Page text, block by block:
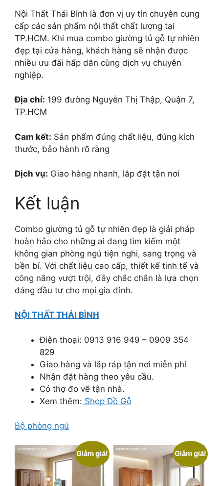
Nội Thất Thái Bình là đơn vị uy tín chuyên cung
cấp các sản phẩm nội thất chất lượng tại
TP.HCM. Khi mua combo giường tủ gỗ tự nhiên
đẹp tại cửa hàng, khách hàng sẽ nhận được
nhiều ưu đãi hấp dẫn cùng dịch vụ chuyên
nghiệp.
Địa chỉ: 199 đường Nguyễn Thị Thập, Quận 7,
TP.HCM
Cam kết: Sản phẩm đúng chất liệu, đúng kích
thước, bảo hành rõ ràng
Dịch vụ: Giao hàng nhanh, lắp đặt tận nơi
Kết luận
Combo giường tủ gỗ tự nhiên đẹp là giải pháp
hoàn hảo cho những ai đang tìm kiếm một
không gian phòng ngủ tiện nghi, sang trọng và
bền bỉ. Với chất liệu cao cấp, thiết kế tinh tế và
công năng vượt trội, đây chắc chắn là lựa chọn
đáng đầu tư cho mọi gia đình.
NỘI THẤT THÁI BÌNH
Điện thoại: 0913 916 949 – 0909 354
829
Giao hàng và lắp ráp tận nơi miễn phí
Nhận đặt hàng theo yêu cầu.
Có thợ đo vẽ tận nhà.
Xem thêm: Shop Đồ Gỗ
Bộ phòng ngủ
Giảm giá! Giảm giá!